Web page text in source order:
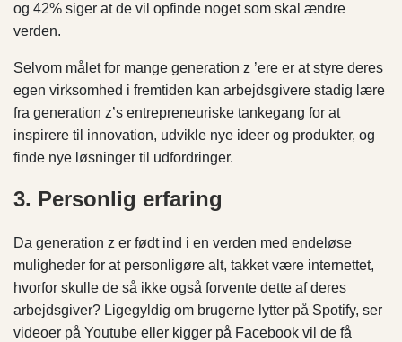
og 42% siger at de vil opfinde noget som skal ændre
verden.
Selvom målet for mange generation z ’ere er at styre deres
egen virksomhed i fremtiden kan arbejdsgivere stadig lære
fra generation z’s entrepreneuriske tankegang for at
inspirere til innovation, udvikle nye ideer og produkter, og
finde nye løsninger til udfordringer.
3. Personlig erfaring
Da generation z er født ind i en verden med endeløse
muligheder for at personligøre alt, takket være internettet,
hvorfor skulle de så ikke også forvente dette af deres
arbejdsgiver? Ligegyldig om brugerne lytter på Spotify, ser
videoer på Youtube eller kigger på Facebook vil de få